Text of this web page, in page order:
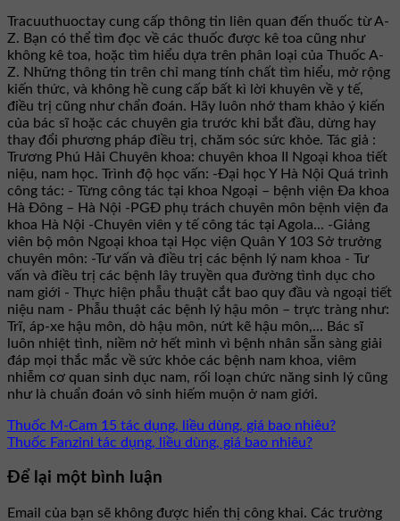
Tracuuthuoctay cung cấp thông tin liên quan đến thuốc từ A-
Z. Bạn có thể tìm đọc về các thuốc được kê toa cũng như
không kê toa, hoặc tìm hiểu dựa trên phân loại của Thuốc A-
Z. Những thông tin trên chỉ mang tính chất tìm hiểu, mở rộng
kiến thức, và không hề cung cấp bất kì lời khuyên về y tế,
điều trị cũng như chẩn đoán. Hãy luôn nhớ tham khảo ý kiến
của bác sĩ hoặc các chuyên gia trước khi bắt đầu, dừng hay
thay đổi phương pháp điều trị, chăm sóc sức khỏe. Tác giả :
Trương Phú Hải Chuyên khoa: chuyên khoa II Ngoại khoa tiết
niệu, nam học. Trình độ học vấn: -Đại học Y Hà Nội Quá trình
công tác: - Từng công tác tại khoa Ngoại – bệnh viện Đa khoa
Hà Đông – Hà Nội -PGĐ phụ trách chuyên môn bệnh viện đa
khoa Hà Nội -Chuyên viên y tế công tác tại Agola... -Giảng
viên bộ môn Ngoại khoa tại Học viện Quân Y 103 Sở trưởng
chuyên môn: -Tư vấn và điều trị các bệnh lý nam khoa - Tư
vấn và điều trị các bệnh lây truyền qua đường tình dục cho
nam giới - Thực hiện phẫu thuật cắt bao quy đầu và ngoại tiết
niệu nam - Phẫu thuật các bệnh lý hậu môn – trực tràng như:
Trĩ, áp-xe hậu môn, dò hậu môn, nứt kẽ hậu môn,... Bác sĩ
luôn nhiệt tình, niềm nở hết mình vì bệnh nhân sẵn sàng giải
đáp mọi thắc mắc về sức khỏe các bệnh nam khoa, viêm
nhiễm cơ quan sinh dục nam, rối loạn chức năng sinh lý cũng
như là chuẩn đoán vô sinh hiếm muộn ở nam giới.
Thuốc M-Cam 15 tác dụng, liều dùng, giá bao nhiêu?
Thuốc Fanzini tác dụng, liều dùng, giá bao nhiêu?
Để lại một bình luận
Email của bạn sẽ không được hiển thị công khai. Các trường